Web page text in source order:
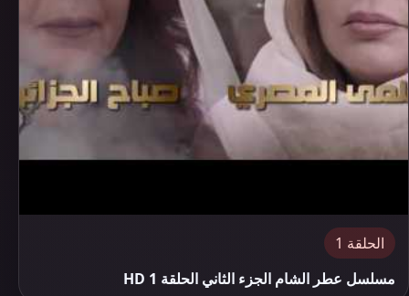
الحلقة 1
مسلسل عطر الشام الجزء الثاني الحلقة 1 HD